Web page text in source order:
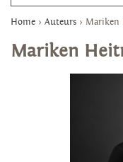
Home > Auteurs > Mariken
Mariken